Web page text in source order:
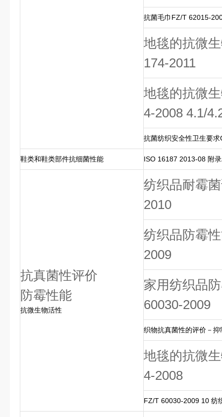
抗菌毛巾FZ/T 62015-
地毯的抗微
174-2011
地毯的抗微
4-2008 4.1/
抗菌纺织安全性卫生要
鞋类和鞋类部件抗细菌性能 ISO 16187 2013-08 附
抗真菌性评价
防霉性能
抗微生物活性
纺织品耐霉
2010
纺织品防霉
2009
家用纺织品
60030-2009
织物抗真菌性的评价－
地毯的抗微
4-2008
FZ/T 60030-2009 10 纺